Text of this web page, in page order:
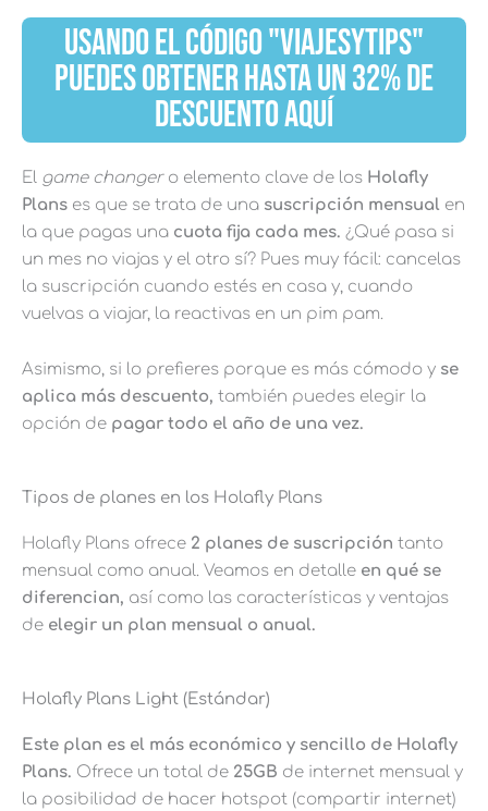
USANDO EL CÓDIGO "VIAJESYTIPS"
PUEDES OBTENER HASTA UN 32% DE
DESCUENTO AQUÍ
El game changero elemento clave de los Holafly
Plans es que se trata de una suscripción mensual en
la que pagas una cuota fija cada mes. ¿Qué pasa si
un mes no viajas y el otro sí? Pues muy fácil: cancelas
la suscripción cuando estés en casa y, cuando
vuelvas a viajar, la reactivas en un pim pam.
Asimismo, si lo prefieres porque es más cómodo y se
aplica más descuento, también puedes elegir la
opción de pagar todo el año de una vez.
Tipos de planes en los Holafly Plans
Holafly Plans ofrece 2 planes de suscripción tanto
mensual como anual. Veamos en detalle en qué se
diferencian, así como las características y ventajas
de elegir un plan mensual o anual.
Holafly Plans Light (Estándar)
Este plan es el más económico y sencillo de Holafly
Plans. Ofrece un total de 25GB de internet mensual y
la posibilidad de hacer hotspot (compartir internet)